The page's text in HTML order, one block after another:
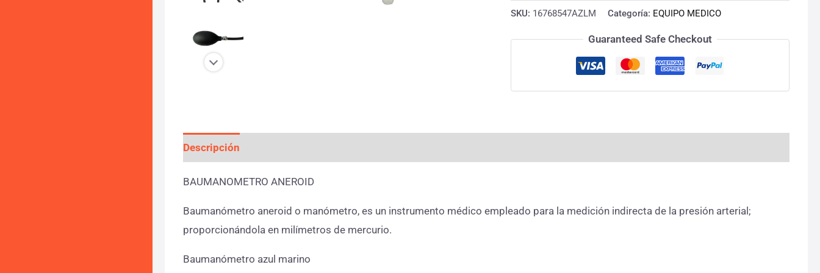
SKU: 16768547AZLM Categoría: EQUIPO MEDICO
Guaranteed Safe Checkout
Descripción
BAUMANOMETRO ANEROID
Baumanómetro aneroid o manómetro, es un instrumento médico empleado para la medición indirecta de la presión arterial;
proporcionándola en milímetros de mercurio.
Baumanómetro azul marino